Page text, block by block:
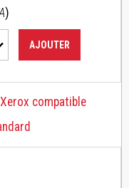
)
AJOUTER
compatible